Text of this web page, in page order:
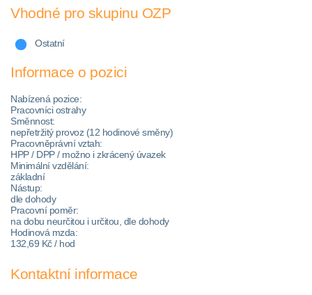
Vhodné pro skupinu OZP
Ostatní
Informace o pozici
Nabízená pozice:
Pracovníci ostrahy
Směnnost:
nepřetržitý provoz (12 hodinové směny)
Pracovněprávní vztah:
HPP / DPP / možno i zkrácený úvazek
Minimální vzdělání:
základní
Nástup:
dle dohody
Pracovní poměr:
na dobu neurčitou i určitou, dle dohody
Hodinová mzda:
132,69 Kč / hod
Kontaktní informace